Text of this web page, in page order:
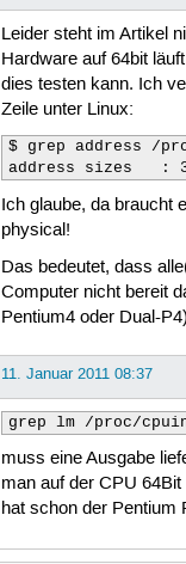
Leider steht im Artikel
Hardware auf 64bit
dies testen kann. Ich
Zeile unter Linux:
$ grep address /
Ich glaube, da braucht
physical!
Das bedeutet, dass
Computer nicht bereit
Pentium4 oder Dual-
11. Januar 2011 08:37
grep lm /proc/
muss eine Ausgabe
man auf der CPU
hat schon der Pentium